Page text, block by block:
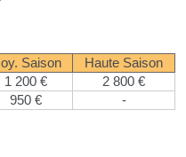
Saison
Haute Saison
1 200 €
2 800 €
950 € -